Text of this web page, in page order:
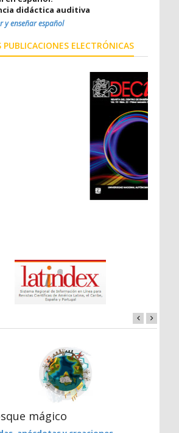
didáctica auditiva
y enseñar español
PUBLICACIONES ELECTRÓNICAS
mágico